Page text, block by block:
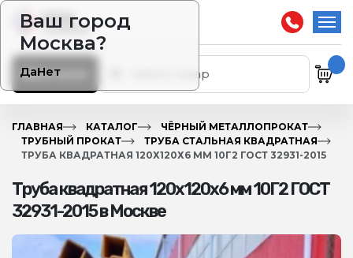
Ваш город
Москва?
ДаНет
Каталог
ГЛАВНАЯ КАТАЛОГ
ЧЁРНЫЙ МЕТАЛЛОПРОКАТ
ТРУБНЫЙ ПРОКАТ
ТРУБА СТАЛЬНАЯ КВАДРАТНАЯ
ТРУБА КВАДРАТНАЯ 120Х120Х6 ММ 10Г2 ГОСТ 32931-2015
Труба квадратная 120х120х6 мм 10Г2 ГОСТ
32931-2015 в Москве